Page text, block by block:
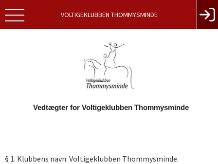
VOLTIGEKLUBBEN THOMMYSMINDE
Vedtægter for Voltigeklubben Thommysminde
§ 1. Klubbens navn: Voltigeklubben Thommysminde.